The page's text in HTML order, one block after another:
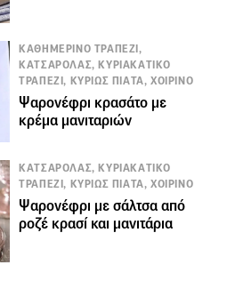
ΚΑΘΗΜΕΡΙΝΟ ΤΡΑΠΕΖΙ,
ΚΑΤΣΑΡΟΛΑΣ, ΚΥΡΙΑΚΑΤΙΚΟ
ΤΡΑΠΕΖΙ, ΚΥΡΙΩΣ ΠΙΑΤΑ, ΧΟΙΡΙΝΟ
Ψαρονέφρι κρασάτο με
κρέμα μανιταριών
ΚΑΤΣΑΡΟΛΑΣ, ΚΥΡΙΑΚΑΤΙΚΟ
ΤΡΑΠΕΖΙ, ΚΥΡΙΩΣ ΠΙΑΤΑ, ΧΟΙΡΙΝΟ
Ψαρονέφρι με σάλτσα από
ροζέ κρασί και μανιτάρια